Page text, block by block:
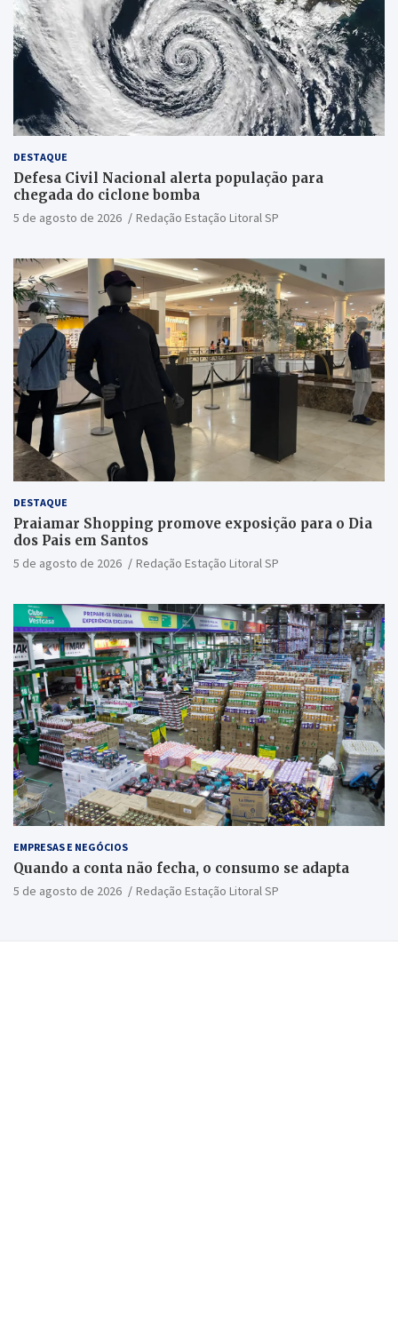
DESTAQUE
Defesa Civil Nacional alerta população para
chegada do ciclone bomba
5 de agosto de 2026 Redação Estação Litoral SP
DESTAQUE
Praiamar Shopping promove exposição para o Dia
dos Pais em Santos
5 de agosto de 2026 Redação Estação Litoral SP
EMPRESAS E NEGÓCIOS
Quando a conta não fecha, o consumo se adapta
5 de agosto de 2026 Redação Estação Litoral SP